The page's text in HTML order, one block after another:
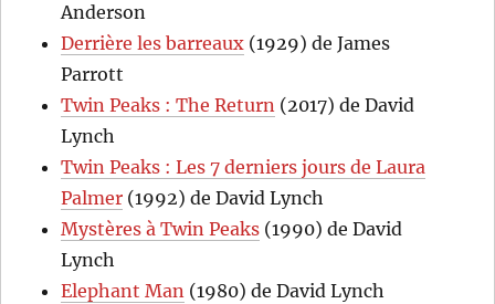
Anderson
Derrière les barreaux (1929) de James
Parrott
Twin Peaks : The Return (2017) de David
Lynch
Twin Peaks : Les 7 derniers jours de Laura
Palmer (1992) de David Lynch
Mystères à Twin Peaks (1990) de David
Lynch
Elephant Man (1980) de David Lynch